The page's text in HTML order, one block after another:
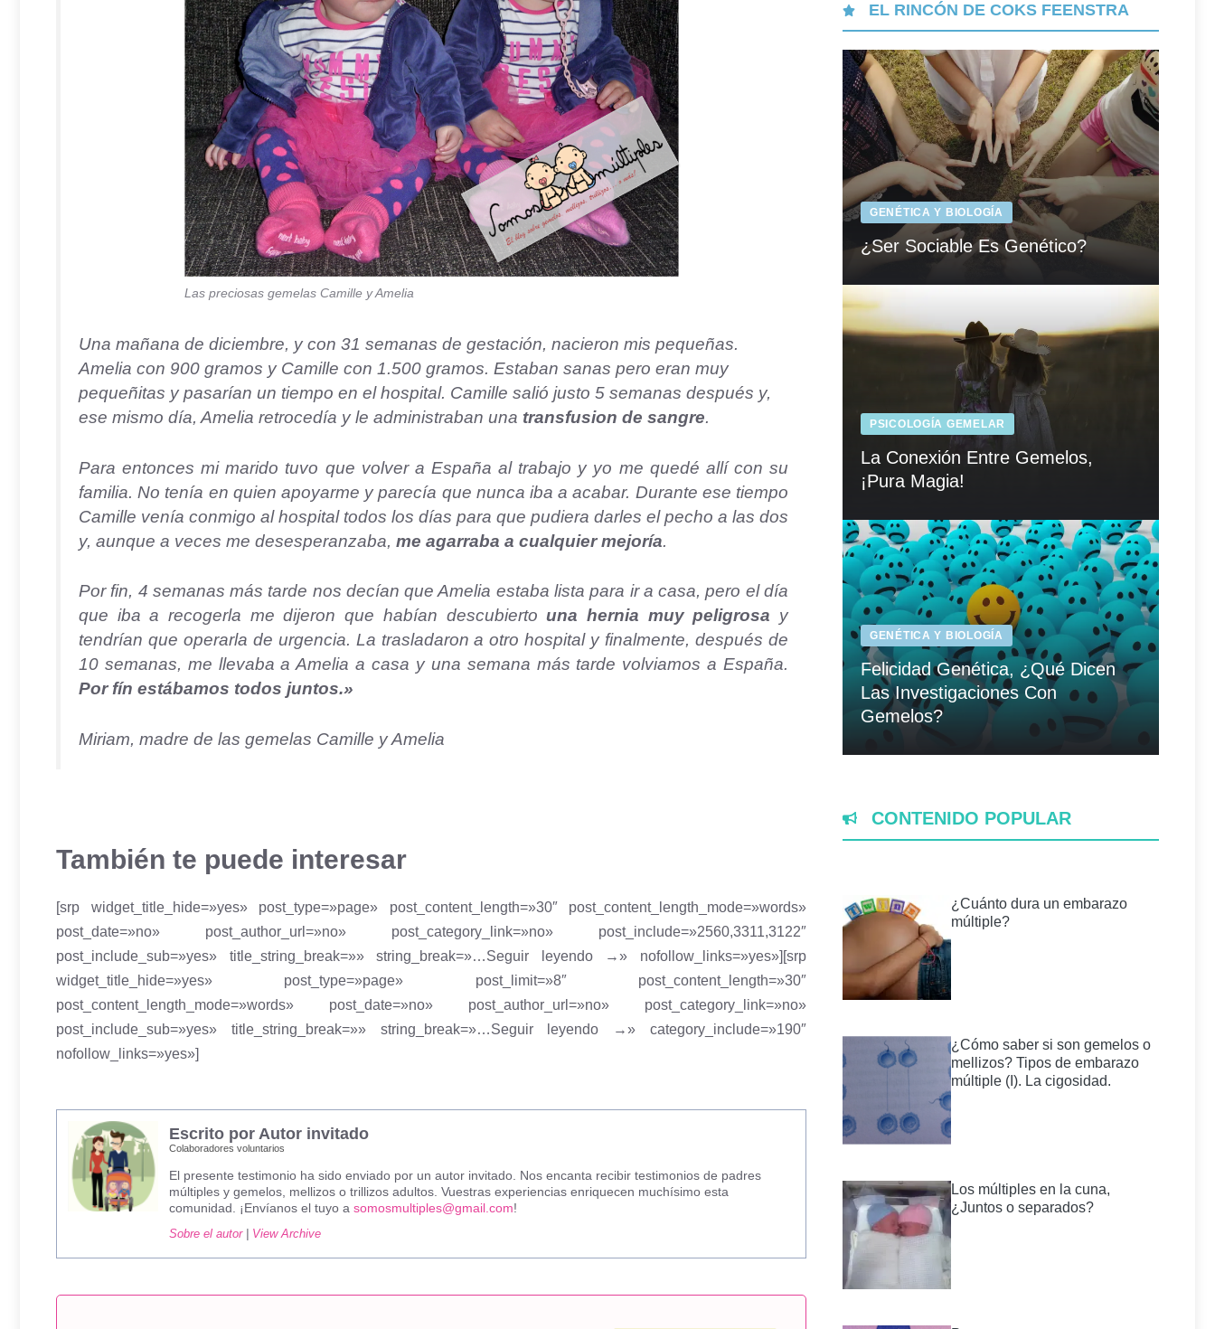
Las preciosas gemelas Camille y Amelia
Una mañana de diciembre, y con 31 semanas de gestación, nacieron mis pequeñas.
Amelia con 900 gramos y Camille con 1.500 gramos. Estaban sanas pero eran muy
pequeñitas y pasarían un tiempo en el hospital. Camille salió justo 5 semanas después y,
ese mismo día, Amelia retrocedía y le administraban una transfusion de sangre.
Para entonces mi marido tuvo que volver a España al trabajo y yo me quedé allí con su
familia. No tenía en quien apoyarme y parecía que nunca iba a acabar. Durante ese tiempo
Camille venía conmigo al hospital todos los días para que pudiera darles el pecho a las dos
y, aunque a veces me desesperanzaba, me agarraba a cualquier mejoría.
Por fin, 4 semanas más tarde nos decían que Amelia estaba lista para ir a casa, pero el día
que iba a recogerla me dijeron que habían descubiertouna hernia muy peligrosa y
tendrían que operarla de urgencia. La trasladaron a otro hospital y finalmente, después de
10 semanas, me llevaba a Amelia a casa y una semana más tarde volviamos a España.
Por fín estábamos todos juntos.»
Miriam, madre de las gemelas Camille y Amelia
También te puede interesar
[srp widget_title_hide=»yes» post_type=»page» post_content_length=»30″ post_content_length_mode=»words»
post_date=»no» post_author_url=»no» post_category_link=»no» post_include=»2560,3311,3122″
post_include_sub=»yes» title_string_break=»» string_break=»…Seguir leyendo →» nofollow_links=»yes»][srp
widget_title_hide=»yes» post_type=»page» post_limit=»8″ post_content_length=»30″
post_content_length_mode=»words» post_date=»no» post_author_url=»no» post_category_link=»no»
post_include_sub=»yes» title_string_break=»» string_break=»…Seguir leyendo →» category_include=»190″
nofollow_links=»yes»]
Escrito por Autor invitado
Colaboradores voluntarios
El presente testimonio ha sido enviado por un autor invitado. Nos encanta recibir testimonios de padres
múltiples y gemelos, mellizos o trillizos adultos. Vuestras experiencias enriquecen muchísimo esta
comunidad. ¡Envíanos el tuyo a somosmultiples@gmail.com!
Sobre el autor| View Archive
EL RINCÓN DE COKS FEENSTRA
GENÉTICA Y BIOLOGÍA
¿Ser Sociable Es Genético?
PSICOLOGÍA GEMELAR
La Conexión Entre Gemelos,
¡Pura Magia!
GENÉTICA Y BIOLOGÍA
Felicidad Genética, ¿Qué Dicen
Las Investigaciones Con
Gemelos?
CONTENIDO POPULAR
¿Cuánto dura un embarazo
múltiple?
¿Cómo saber si son gemelos o
mellizos? Tipos de embarazo
múltiple (I). La cigosidad.
Los múltiples en la cuna,
¿Juntos o separados?